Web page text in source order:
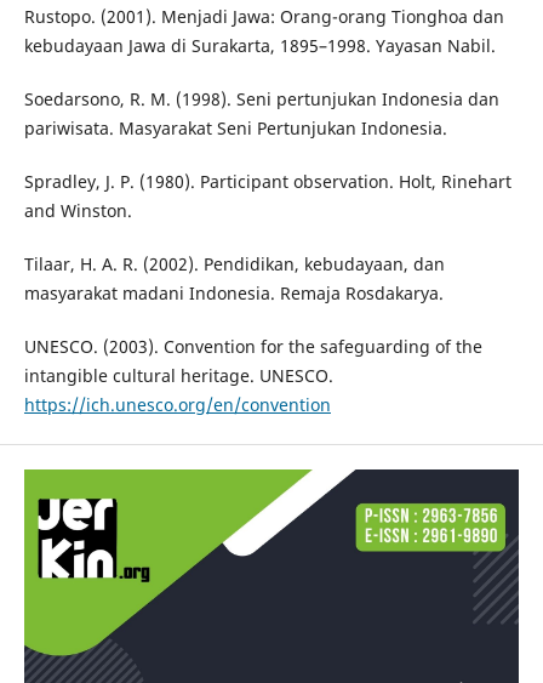
Rustopo. (2001). Menjadi Jawa: Orang-orang Tionghoa dan
kebudayaan Jawa di Surakarta, 1895–1998. Yayasan Nabil.
Soedarsono, R. M. (1998). Seni pertunjukan Indonesia dan
pariwisata. Masyarakat Seni Pertunjukan Indonesia.
Spradley, J. P. (1980). Participant observation. Holt, Rinehart
and Winston.
Tilaar, H. A. R. (2002). Pendidikan, kebudayaan, dan
masyarakat madani Indonesia. Remaja Rosdakarya.
UNESCO. (2003). Convention for the safeguarding of the
intangible cultural heritage. UNESCO.
https://ich.unesco.org/en/convention